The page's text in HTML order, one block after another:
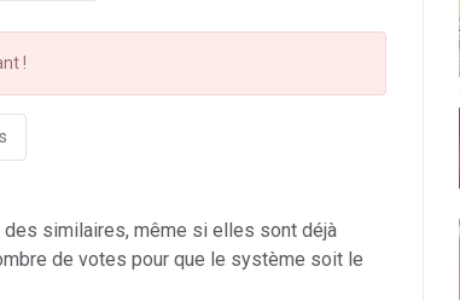
!
similaires, même si elles sont déjà
de votes pour que le système soit le